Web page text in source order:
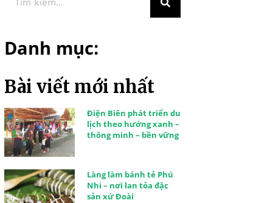
Danh mục:
Bài viết mới nhất
Điện Biên phát triển du
lịch theo hướng xanh –
thông minh – bền vững
Làng làm bánh tẻ Phú
Nhi – nơi lan tỏa đặc
sản xứ Đoài